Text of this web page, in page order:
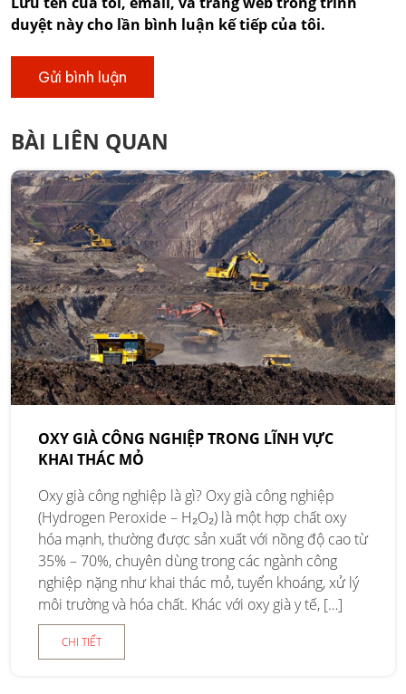
duyệt này cho lần bình luận kế tiếp của tôi.
BÀI LIÊN QUAN
OXY GIÀ CÔNG NGHIỆP TRONG LĨNH VỰC
KHAI THÁC MỎ
Oxy già công nghiệp là gì? Oxy già công nghiệp
(Hydrogen Peroxide – H₂O₂) là một hợp chất oxy
hóa mạnh, thường được sản xuất với nồng độ cao từ
35% – 70%, chuyên dùng trong các ngành công
nghiệp nặng như khai thác mỏ, tuyển khoáng, xử lý
môi trường và hóa chất. Khác với oxy già y tế, […]
CHI TIẾT